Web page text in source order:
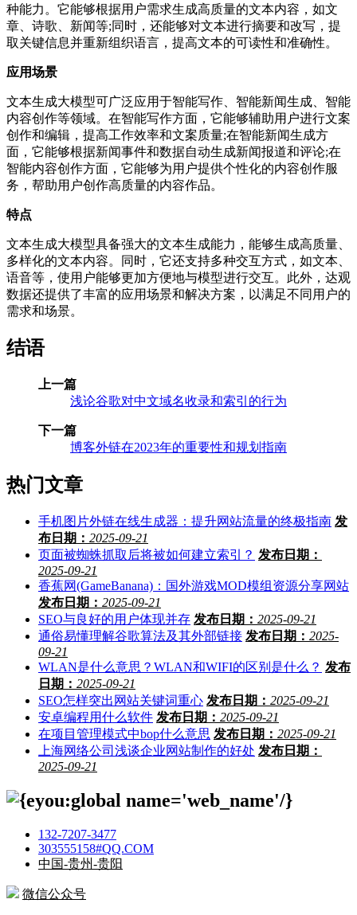
种能力。它能够根据用户需求生成高质量的文本内容，如文
章、诗歌、新闻等;同时，还能够对文本进行摘要和改写，提
取关键信息并重新组织语言，提高文本的可读性和准确性。
应用场景
文本生成大模型可广泛应用于智能写作、智能新闻生成、智能
内容创作等领域。在智能写作方面，它能够辅助用户进行文案
创作和编辑，提高工作效率和文案质量;在智能新闻生成方
面，它能够根据新闻事件和数据自动生成新闻报道和评论;在
智能内容创作方面，它能够为用户提供个性化的内容创作服
务，帮助用户创作高质量的内容作品。
特点
文本生成大模型具备强大的文本生成能力，能够生成高质量、
多样化的文本内容。同时，它还支持多种交互方式，如文本、
语音等，使用户能够更加方便地与模型进行交互。此外，达观
数据还提供了丰富的应用场景和解决方案，以满足不同用户的
需求和场景。
结语
上一篇
浅论谷歌对中文域名收录和索引的行为
下一篇
博客外链在2023年的重要性和规划指南
热门文章
手机图片外链在线生成器：提升网站流量的终极指南 发
布日期： 2025-09-21
页面被蜘蛛抓取后将被如何建立索引？ 发布日期：
2025-09-21
香蕉网(GameBanana)：国外游戏MOD模组资源分享网站
发布日期： 2025-09-21
SEO与良好的用户体现并存 发布日期： 2025-09-21
通俗易懂理解谷歌算法及其外部链接 发布日期： 2025-
09-21
WLAN是什么意思？WLAN和WIFI的区别是什么？ 发布
日期： 2025-09-21
SEO怎样突出网站关键词重心 发布日期： 2025-09-21
安卓编程用什么软件 发布日期： 2025-09-21
在项目管理模式中bop什么意思 发布日期： 2025-09-21
上海网络公司浅谈企业网站制作的好处 发布日期：
2025-09-21
132-7207-3477
303555158#QQ.COM
中国-贵州-贵阳
微信公众号